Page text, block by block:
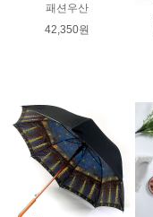
패션우산
42,350원